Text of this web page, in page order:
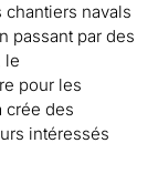
navals
passant par des
le
pour les
crée des
intéressés